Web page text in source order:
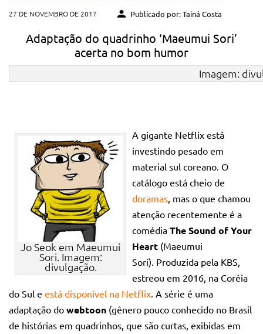
27 DE NOVEMBRO DE 2017 Publicado por: Tainá Costa
Adaptação do quadrinho ‘Maeumui Sori’
acerta no bom humor
Imagem:
Jo Seok em Maeumui
Sori. Imagem:
divulgação.
A gigante Netflix está
investindo pesado em
material sul coreano. O
catálogo está cheio de
doramas , mas o que chamou
atenção recentemente é a
comédia The Sound of Your
Heart (Maeumui
Sori). Produzida pela KBS,
estreou em 2016, na Coréia
do Sul e está disponível na Netflix . A série é uma
adaptação do webtoon (gênero pouco conhecido no Brasil
de histórias em quadrinhos, que são curtas, exibidas em